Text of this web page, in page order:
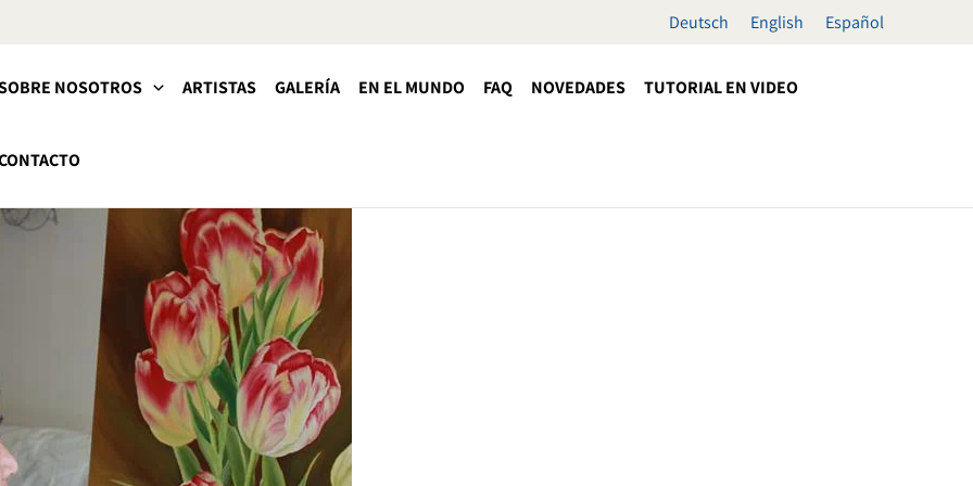
Deutsch English Español
NOSOTROS ARTISTAS GALERÍA EN EL MUNDO FAQ NOVEDADES TUTORIAL EN VIDEO